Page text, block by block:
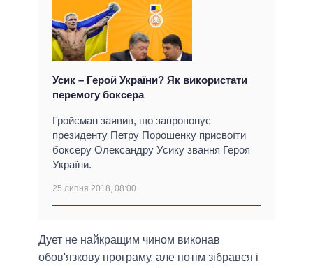
Усик – Герой України? Як використати
перемогу боксера
Гройсман заявив, що запропонує
президенту Петру Порошенку присвоїти
боксеру Олександру Усику звання Героя
України.
25 липня 2018, 08:00
Дует не найкращим чином виконав
обов'язкову програму, але потім зібрався і